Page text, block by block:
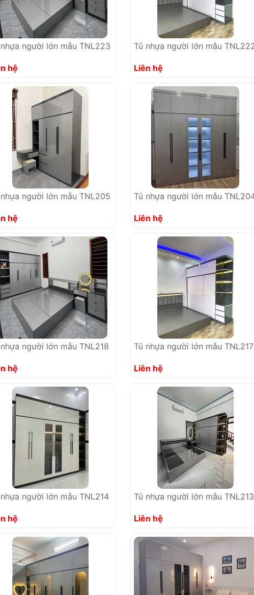
người lớn mẫu TNL223
hệ
Tủ nhựa người lớn mẫu
Liên hệ
người lớn mẫu TNL205
hệ
Tủ nhựa người lớn mẫu
Liên hệ
người lớn mẫu TNL218
hệ
Tủ nhựa người lớn mẫu TNL217
Liên hệ
người lớn mẫu TNL214
hệ
Tủ nhựa người lớn mẫu TNL213
Liên hệ